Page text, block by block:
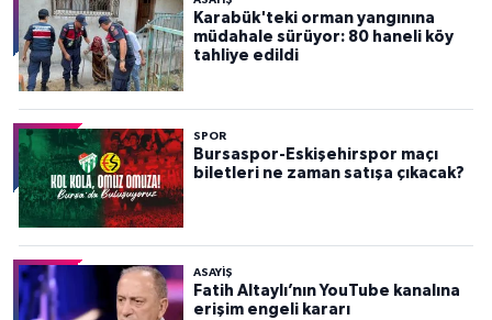
Karabük'teki orman yangınına
müdahale sürüyor: 80 haneli köy
tahliye edildi
SPOR
Bursaspor-Eskişehirspor maçı
biletleri ne zaman satışa çıkacak?
ASAYİŞ
Fatih Altaylı’nın YouTube kanalına
erişim engeli kararı